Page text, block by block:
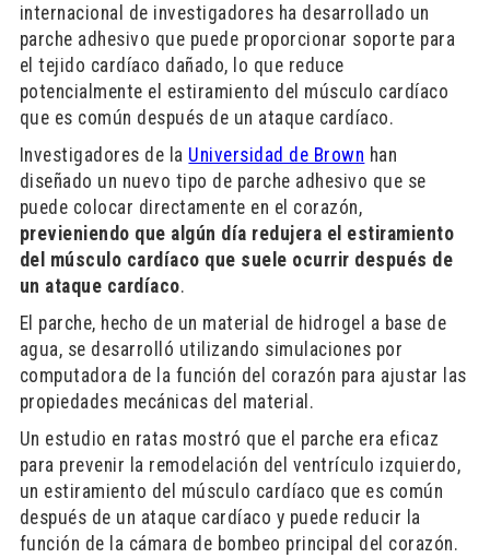
internacional de investigadores ha desarrollado un
parche adhesivo que puede proporcionar soporte para
el tejido cardíaco dañado, lo que reduce
potencialmente el estiramiento del músculo cardíaco
que es común después de un ataque cardíaco.
Investigadores de la Universidad de Brown han
diseñado un nuevo tipo de parche adhesivo que se
puede colocar directamente en el corazón,
previeniendo que algún día redujera el estiramiento
del músculo cardíaco que suele ocurrir después de
un ataque cardíaco.
El parche, hecho de un material de hidrogel a base de
agua, se desarrolló utilizando simulaciones por
computadora de la función del corazón para ajustar las
propiedades mecánicas del material.
Un estudio en ratas mostró que el parche era eficaz
para prevenir la remodelación del ventrículo izquierdo,
un estiramiento del músculo cardíaco que es común
después de un ataque cardíaco y puede reducir la
función de la cámara de bombeo principal del corazón.